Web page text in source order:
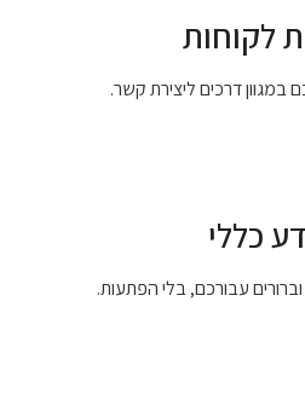
לקוחות
במגוון דרכים ליצירת קשר.
כללי
עבורכם, בלי הפתעות.